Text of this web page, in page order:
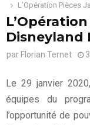
L’Opération Pièces
Disneyland
par Florian Ternet
Le 29 janvier
équipes du
l’opportunité de